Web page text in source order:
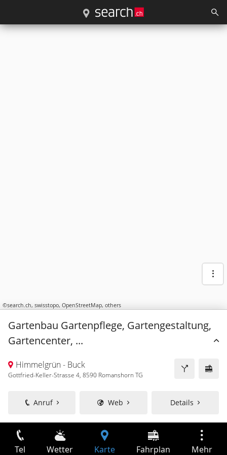
©search.ch, swisstopo, OpenStreetMap, others
Gartenbau Gartenpflege, Gartengestaltung,
Gartencenter, ...
Himmelgrün - Buck
Gottfried-Keller-Strasse 4, 8590 Romanshorn TG
Anruf Web Details
Tel Wetter Karte Fahrplan Mehr